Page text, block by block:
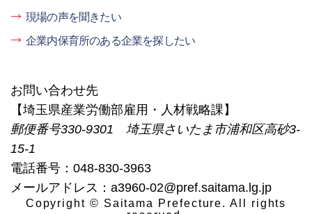
現場の声を聞きたい
企業内保育所のある企業を探したい
お問い合わせ先
【埼玉県産業労働部雇用・人材戦略課】
郵便番号330-9301 埼玉県さいたま市浦和区高砂3-
15-1
電話番号：048-830-3963
メールアドレス：a3960-02@pref.saitama.lg.jp
Copyright © Saitama Prefecture. All rights